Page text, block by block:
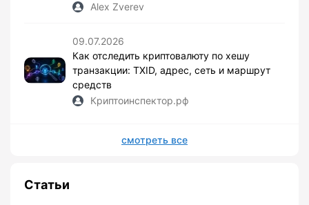
Alex Zverev
09.07.2026
Как отследить криптовалюту по хешу
транзакции: TXID, адрес, сеть и маршрут
средств
Криптоинспектор.рф
смотреть все
Статьи